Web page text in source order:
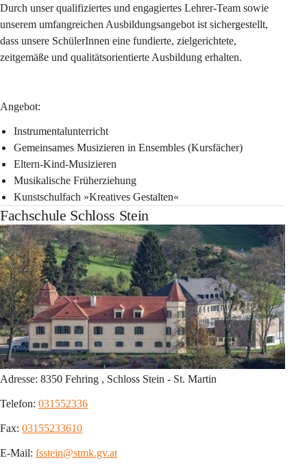
Durch unser qualifiziertes und engagiertes Lehrer-Team sowie
unserem umfangreichen Ausbildungsangebot ist sichergestellt,
dass unsere SchülerInnen eine fundierte, zielgerichtete,
zeitgemäße und qualitätsorientierte Ausbildung erhalten.
Angebot:
Instrumentalunterricht
Gemeinsames Musizieren in Ensembles (Kursfächer)
Eltern-Kind-Musizieren
Musikalische Früherziehung
Kunstschulfach »Kreatives Gestalten«
Fachschule Schloss Stein
Adresse: 8350 Fehring , Schloss Stein - St. Martin
Telefon: 031552336
Fax: 03155233610
E-Mail: fsstein@stmk.gv.at